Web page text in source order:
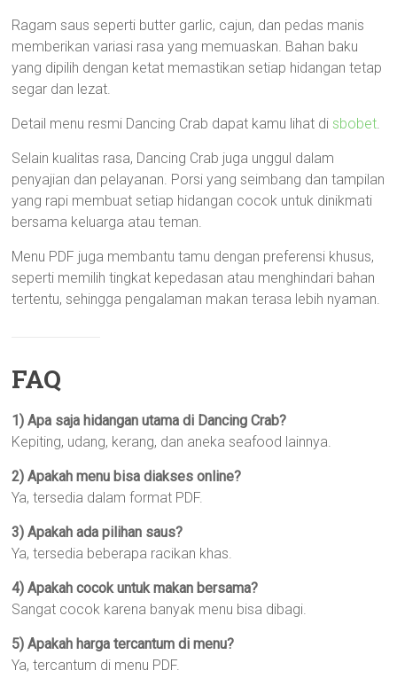
Ragam saus seperti butter garlic, cajun, dan pedas manis
memberikan variasi rasa yang memuaskan. Bahan baku
yang dipilih dengan ketat memastikan setiap hidangan tetap
segar dan lezat.
Detail menu resmi Dancing Crab dapat kamu lihat di sbobet.
Selain kualitas rasa, Dancing Crab juga unggul dalam
penyajian dan pelayanan. Porsi yang seimbang dan tampilan
yang rapi membuat setiap hidangan cocok untuk dinikmati
bersama keluarga atau teman.
Menu PDF juga membantu tamu dengan preferensi khusus,
seperti memilih tingkat kepedasan atau menghindari bahan
tertentu, sehingga pengalaman makan terasa lebih nyaman.
FAQ
1) Apa saja hidangan utama di Dancing Crab?
Kepiting, udang, kerang, dan aneka seafood lainnya.
2) Apakah menu bisa diakses online?
Ya, tersedia dalam format PDF.
3) Apakah ada pilihan saus?
Ya, tersedia beberapa racikan khas.
4) Apakah cocok untuk makan bersama?
Sangat cocok karena banyak menu bisa dibagi.
5) Apakah harga tercantum di menu?
Ya, tercantum di menu PDF.